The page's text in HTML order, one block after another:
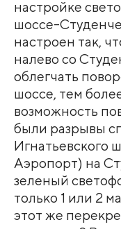
настройке
шоссе-
настроен так,
налево со
облегчать
шоссе, тем
возможность
были разрывы
Игнатьевского
Аэропорт) на
зеленый
только 1 или 2
этот же